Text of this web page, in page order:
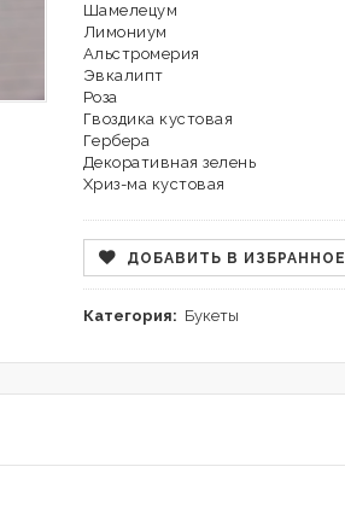
Шамелецум
Лимониум
Альстромерия
Эвкалипт
Роза
Гвоздика кустовая
Гербера
Декоративная зелень
Хриз-ма кустовая
ДОБАВИТЬ В ИЗБРАННОЕ
Категория: Букеты